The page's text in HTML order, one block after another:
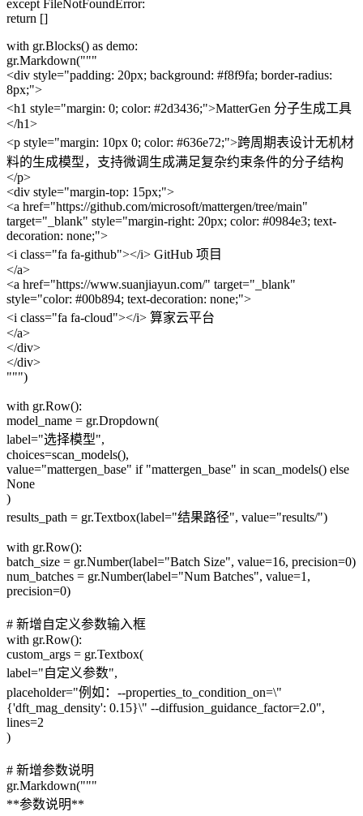
except FileNotFoundError:
return []
with gr.Blocks() as demo:
gr.Markdown("""
<div style="padding: 20px; background: #f8f9fa; border-radius:
8px;">
<h1 style="margin: 0; color: #2d3436;">MatterGen 分子生成工具
</h1>
<p style="margin: 10px 0; color: #636e72;">跨周期表设计无机材
料的生成模型，支持微调生成满足复杂约束条件的分子结构
</p>
<div style="margin-top: 15px;">
<a href="https://github.com/microsoft/mattergen/tree/main"
target="_blank" style="margin-right: 20px; color: #0984e3; text-
decoration: none;">
<i class="fa fa-github"></i> GitHub 项目
</a>
<a href="https://www.suanjiayun.com/" target="_blank"
style="color: #00b894; text-decoration: none;">
<i class="fa fa-cloud"></i> 算家云平台
</a>
</div>
</div>
""")
with gr.Row():
model_name = gr.Dropdown(
label="选择模型",
choices=scan_models(),
value="mattergen_base" if "mattergen_base" in scan_models() else
None
)
results_path = gr.Textbox(label="结果路径", value="results/")
with gr.Row():
batch_size = gr.Number(label="Batch Size", value=16, precision=0)
num_batches = gr.Number(label="Num Batches", value=1,
precision=0)
# 新增自定义参数输入框
with gr.Row():
custom_args = gr.Textbox(
label="自定义参数",
placeholder="例如：--properties_to_condition_on=\"
{'dft_mag_density': 0.15}\" --diffusion_guidance_factor=2.0",
lines=2
)
# 新增参数说明
gr.Markdown("""
**参数说明**